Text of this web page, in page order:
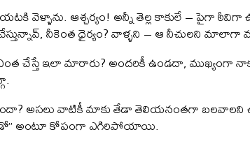
వెళ్ళాను. ఆశ్చర్యం! అన్నీ తెల్ల కాకులే – పైగా
చేస్తున్నావ్, నీకెంత ధైర్యం? వాళ్ళని – ఆ నీచులని
చేస్తే ఇలా మారారు? అందరికీ ఉండదా, ముఖ్యంగా
ఉందా? అసలు వాటికీ మాకు తేడా తెలియనంతగా బలవాలని
అంటూ కోపంగా ఎగిరిపోయాయి.